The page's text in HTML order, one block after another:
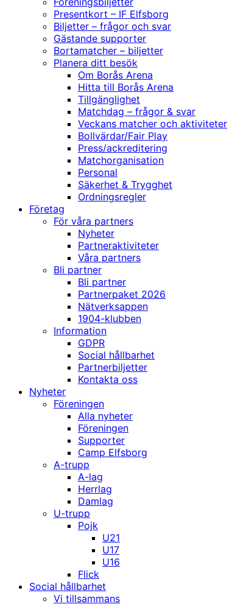
Presentkort – IF Elfsborg
Biljetter – frågor och svar
Gästande supporter
Bortamatcher – biljetter
Planera ditt besök
Om Borås Arena
Hitta till Borås Arena
Tillgänglighet
Matchdag – frågor & svar
Veckans matcher och aktiviteter
Bollvärdar/Fair Play
Press/ackreditering
Matchorganisation
Personal
Säkerhet & Trygghet
Ordningsregler
Företag
För våra partners
Nyheter
Partneraktiviteter
Våra partners
Bli partner
Bli partner
Partnerpaket 2026
Nätverksappen
1904-klubben
Information
GDPR
Social hållbarhet
Partnerbiljetter
Kontakta oss
Nyheter
Föreningen
Alla nyheter
Föreningen
Supporter
Camp Elfsborg
A-trupp
A-lag
Herrlag
Damlag
U-trupp
Pojk
U21
U17
U16
Flick
Social hållbarhet
Vi tillsammans